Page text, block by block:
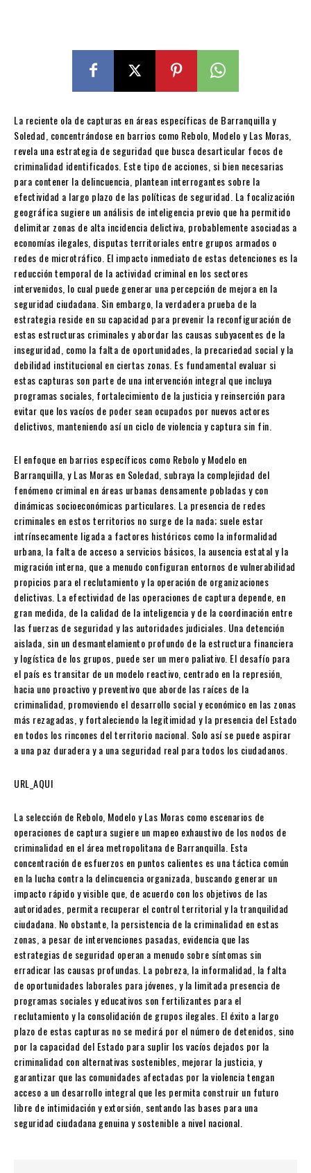
La reciente ola de capturas en áreas específicas de Barranquilla y
Soledad, concentrándose en barrios como Rebolo, Modelo y Las Moras,
revela una estrategia de seguridad que busca desarticular focos de
criminalidad identificados. Este tipo de acciones, si bien necesarias
para contener la delincuencia, plantean interrogantes sobre la
efectividad a largo plazo de las políticas de seguridad. La focalización
geográfica sugiere un análisis de inteligencia previo que ha permitido
delimitar zonas de alta incidencia delictiva, probablemente asociadas a
economías ilegales, disputas territoriales entre grupos armados o
redes de microtráfico. El impacto inmediato de estas detenciones es la
reducción temporal de la actividad criminal en los sectores
intervenidos, lo cual puede generar una percepción de mejora en la
seguridad ciudadana. Sin embargo, la verdadera prueba de la
estrategia reside en su capacidad para prevenir la reconfiguración de
estas estructuras criminales y abordar las causas subyacentes de la
inseguridad, como la falta de oportunidades, la precariedad social y la
debilidad institucional en ciertas zonas. Es fundamental evaluar si
estas capturas son parte de una intervención integral que incluya
programas sociales, fortalecimiento de la justicia y reinserción para
evitar que los vacíos de poder sean ocupados por nuevos actores
delictivos, manteniendo así un ciclo de violencia y captura sin fin.
El enfoque en barrios específicos como Rebolo y Modelo en
Barranquilla, y Las Moras en Soledad, subraya la complejidad del
fenómeno criminal en áreas urbanas densamente pobladas y con
dinámicas socioeconómicas particulares. La presencia de redes
criminales en estos territorios no surge de la nada; suele estar
intrínsecamente ligada a factores históricos como la informalidad
urbana, la falta de acceso a servicios básicos, la ausencia estatal y la
migración interna, que a menudo configuran entornos de vulnerabilidad
propicios para el reclutamiento y la operación de organizaciones
delictivas. La efectividad de las operaciones de captura depende, en
gran medida, de la calidad de la inteligencia y de la coordinación entre
las fuerzas de seguridad y las autoridades judiciales. Una detención
aislada, sin un desmantelamiento profundo de la estructura financiera
y logística de los grupos, puede ser un mero paliativo. El desafío para
el país es transitar de un modelo reactivo, centrado en la represión,
hacia uno proactivo y preventivo que aborde las raíces de la
criminalidad, promoviendo el desarrollo social y económico en las zonas
más rezagadas, y fortaleciendo la legitimidad y la presencia del Estado
en todos los rincones del territorio nacional. Solo así se puede aspirar
a una paz duradera y a una seguridad real para todos los ciudadanos.
URL_AQUI
La selección de Rebolo, Modelo y Las Moras como escenarios de
operaciones de captura sugiere un mapeo exhaustivo de los nodos de
criminalidad en el área metropolitana de Barranquilla. Esta
concentración de esfuerzos en puntos calientes es una táctica común
en la lucha contra la delincuencia organizada, buscando generar un
impacto rápido y visible que, de acuerdo con los objetivos de las
autoridades, permita recuperar el control territorial y la tranquilidad
ciudadana. No obstante, la persistencia de la criminalidad en estas
zonas, a pesar de intervenciones pasadas, evidencia que las
estrategias de seguridad operan a menudo sobre síntomas sin
erradicar las causas profundas. La pobreza, la informalidad, la falta
de oportunidades laborales para jóvenes, y la limitada presencia de
programas sociales y educativos son fertilizantes para el
reclutamiento y la consolidación de grupos ilegales. El éxito a largo
plazo de estas capturas no se medirá por el número de detenidos, sino
por la capacidad del Estado para suplir los vacíos dejados por la
criminalidad con alternativas sostenibles, mejorar la justicia, y
garantizar que las comunidades afectadas por la violencia tengan
acceso a un desarrollo integral que les permita construir un futuro
libre de intimidación y extorsión, sentando las bases para una
seguridad ciudadana genuina y sostenible a nivel nacional.